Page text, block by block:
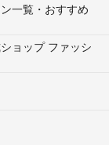
一覧・おすすめ
ョップ ファッシ